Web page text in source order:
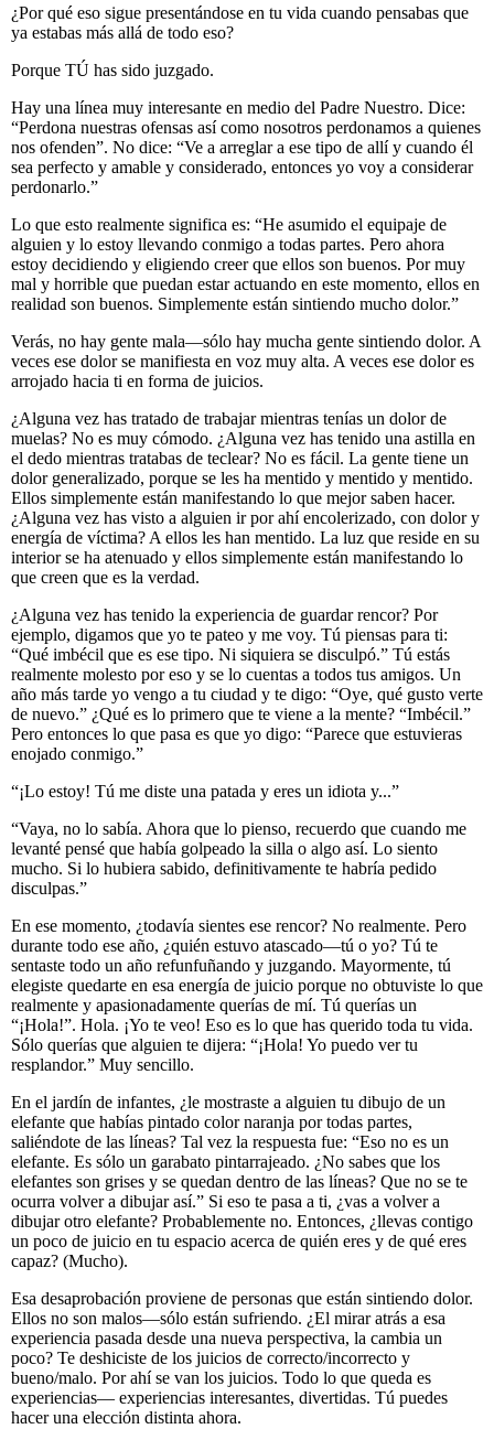
¿Por qué eso sigue presentándose en tu vida cuando pensabas que
ya estabas más allá de todo eso?
Porque TÚ has sido juzgado.
Hay una línea muy interesante en medio del Padre Nuestro. Dice:
“Perdona nuestras ofensas así como nosotros perdonamos a quienes
nos ofenden”. No dice: “Ve a arreglar a ese tipo de allí y cuando él
sea perfecto y amable y considerado, entonces yo voy a considerar
perdonarlo.”
Lo que esto realmente significa es: “He asumido el equipaje de
alguien y lo estoy llevando conmigo a todas partes. Pero ahora
estoy decidiendo y eligiendo creer que ellos son buenos. Por muy
mal y horrible que puedan estar actuando en este momento, ellos en
realidad son buenos. Simplemente están sintiendo mucho dolor.”
Verás, no hay gente mala—sólo hay mucha gente sintiendo dolor. A
veces ese dolor se manifiesta en voz muy alta. A veces ese dolor es
arrojado hacia ti en forma de juicios.
¿Alguna vez has tratado de trabajar mientras tenías un dolor de
muelas? No es muy cómodo. ¿Alguna vez has tenido una astilla en
el dedo mientras tratabas de teclear? No es fácil. La gente tiene un
dolor generalizado, porque se les ha mentido y mentido y mentido.
Ellos simplemente están manifestando lo que mejor saben hacer.
¿Alguna vez has visto a alguien ir por ahí encolerizado, con dolor y
energía de víctima? A ellos les han mentido. La luz que reside en su
interior se ha atenuado y ellos simplemente están manifestando lo
que creen que es la verdad.
¿Alguna vez has tenido la experiencia de guardar rencor? Por
ejemplo, digamos que yo te pateo y me voy. Tú piensas para ti:
“Qué imbécil que es ese tipo. Ni siquiera se disculpó.” Tú estás
realmente molesto por eso y se lo cuentas a todos tus amigos. Un
año más tarde yo vengo a tu ciudad y te digo: “Oye, qué gusto verte
de nuevo.” ¿Qué es lo primero que te viene a la mente? “Imbécil.”
Pero entonces lo que pasa es que yo digo: “Parece que estuvieras
enojado conmigo.”
“¡Lo estoy! Tú me diste una patada y eres un idiota y...”
“Vaya, no lo sabía. Ahora que lo pienso, recuerdo que cuando me
levanté pensé que había golpeado la silla o algo así. Lo siento
mucho. Si lo hubiera sabido, definitivamente te habría pedido
disculpas.”
En ese momento, ¿todavía sientes ese rencor? No realmente. Pero
durante todo ese año, ¿quién estuvo atascado—tú o yo? Tú te
sentaste todo un año refunfuñando y juzgando. Mayormente, tú
elegiste quedarte en esa energía de juicio porque no obtuviste lo que
realmente y apasionadamente querías de mí. Tú querías un
“¡Hola!”. Hola. ¡Yo te veo! Eso es lo que has querido toda tu vida.
Sólo querías que alguien te dijera: “¡Hola! Yo puedo ver tu
resplandor.” Muy sencillo.
En el jardín de infantes, ¿le mostraste a alguien tu dibujo de un
elefante que habías pintado color naranja por todas partes,
saliéndote de las líneas? Tal vez la respuesta fue: “Eso no es un
elefante. Es sólo un garabato pintarrajeado. ¿No sabes que los
elefantes son grises y se quedan dentro de las líneas? Que no se te
ocurra volver a dibujar así.” Si eso te pasa a ti, ¿vas a volver a
dibujar otro elefante? Probablemente no. Entonces, ¿llevas contigo
un poco de juicio en tu espacio acerca de quién eres y de qué eres
capaz? (Mucho).
Esa desaprobación proviene de personas que están sintiendo dolor.
Ellos no son malos—sólo están sufriendo. ¿El mirar atrás a esa
experiencia pasada desde una nueva perspectiva, la cambia un
poco? Te deshiciste de los juicios de correcto/incorrecto y
bueno/malo. Por ahí se van los juicios. Todo lo que queda es
experiencias— experiencias interesantes, divertidas. Tú puedes
hacer una elección distinta ahora.